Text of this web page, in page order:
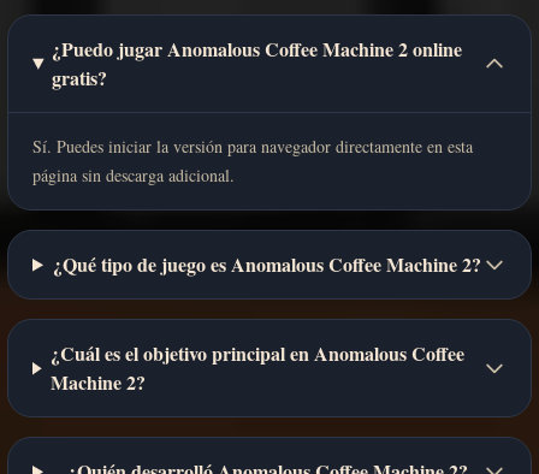
¿Puedo jugar Anomalous Coffee Machine 2 online
gratis?
Sí. Puedes iniciar la versión para navegador directamente en esta
página sin descarga adicional.
¿Qué tipo de juego es Anomalous Coffee Machine 2?
¿Cuál es el objetivo principal en Anomalous Coffee
Machine 2?